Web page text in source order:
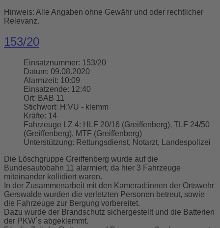
Hinweis: Alle Angaben ohne Gewähr und oder rechtlicher
Relevanz.
153/20
Einsatznummer: 153/20
Datum: 09.08.2020
Alarmzeit: 10:09
Einsatzende: 12:40
Ort: BAB 11
Stichwort: H:VU - klemm
Kräfte: 14
Fahrzeuge LZ 4: HLF 20/16 (Greiffenberg), TLF 24/50
(Greiffenberg), MTF (Greiffenberg)
Unterstützung: Rettungsdienst, Notarzt, Landespolizei
Die Löschgruppe Greiffenberg wurde auf die
Bundesautobahn 11 alarmiert, da hier 3 Fahrzeuge
miteinander kollidiert waren.
In der Zusammenarbeit mit den Kamerad:innen der Ortswehr
Gerswalde wurden die verletzten Personen betreut, sowie
die Fahrzeuge zur Bergung vorbereitet.
Dazu wurde der Brandschutz sichergestellt und die Batterien
der PKW´s abgeklemmt.